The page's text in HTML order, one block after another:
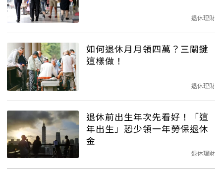
退休理財
如何退休月月領四萬？三關鍵
這樣做！
退休理財
退休前出生年次先看好！「這
年出生」恐少領一年勞保退休
金
退休理財